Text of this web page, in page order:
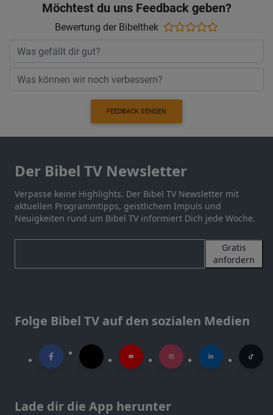
Möchtest du uns Feedback geben?
Bewertung der Bibelthek
FEEDBACK SENDEN
Der Bibel TV Newsletter
Verpasse keine Highlights. Der Bibel TV Newsletter mit
aktuellen Programmtipps, geistlichem Impuls und
Neuigkeiten rund um Bibel TV informiert Dich jede Woche.
Gratis
anfordern
Folge Bibel TV auf den sozialen Medien
Lade dir die App herunter